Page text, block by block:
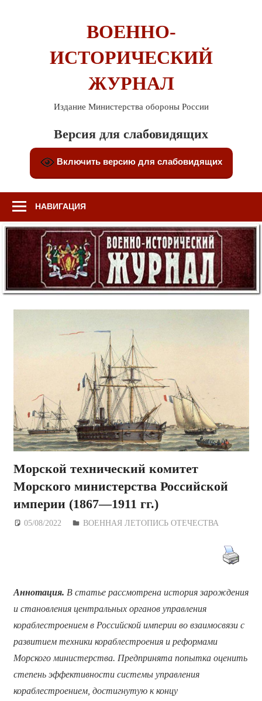
ВОЕННО-
ИСТОРИЧЕСКИЙ
ЖУРНАЛ
Издание Министерства обороны России
Версия для слабовидящих
Включить версию для слабовидящих
НАВИГАЦИЯ
Морской технический комитет
Морского министерства Российской
империи (1867—1911 гг.)
05/08/2022 Дежурный по Редакции
ВОЕННАЯ ЛЕТОПИСЬ ОТЕЧЕСТВА
Аннотация. В статье рассмотрена история зарождения
и становления центральных органов управления
кораблестроением в Российской империи во взаимосвязи с
развитием техники кораблестроения и реформами
Морского министерства. Предпринята попытка оценить
степень эффективности системы управления
кораблестроением, достигнутую к концу